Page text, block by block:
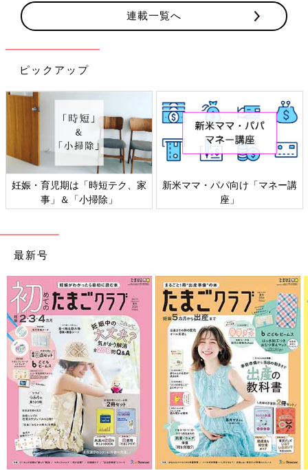
連載一覧へ
ピックアップ
感染症対策、いますぐできるこ
と
「もしものときの」赤ちゃん・
家族の防災
最新号